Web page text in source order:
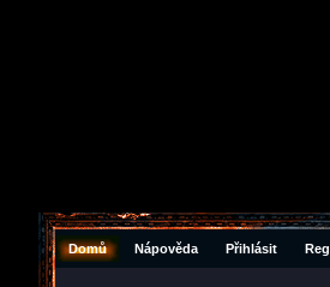
Domů Nápověda Přihlásit